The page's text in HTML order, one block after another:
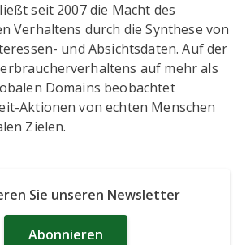
seit 2007 die Macht des
Verhaltens durch die Synthese von
und Absichtsdaten. Auf der
auf mehr als
Domains beobachtet
Aktionen von echten Menschen
Zielen.
Sie unseren Newsletter
Abonnieren